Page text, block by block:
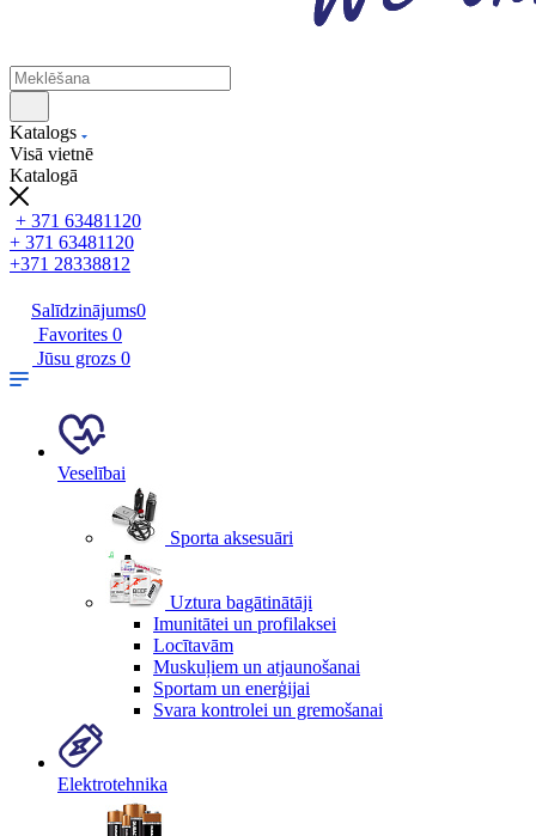
Katalogs
Visā vietnē
Katalogā
+ 371 63481120
+ 371 63481120
+371 28338812
Salīdzinājums0
Favorites 0
Jūsu grozs 0
Veselībai
Sporta aksesuāri
Uztura bagātinātāji
Imunitātei un profilaksei
Locītavām
Muskuļiem un atjaunošanai
Sportam un enerģijai
Svara kontrolei un gremošanai
Elektrotehnika